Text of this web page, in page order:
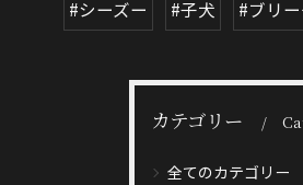
#シーズー #子犬 #ブリ
カテゴリー
全てのカテゴリー